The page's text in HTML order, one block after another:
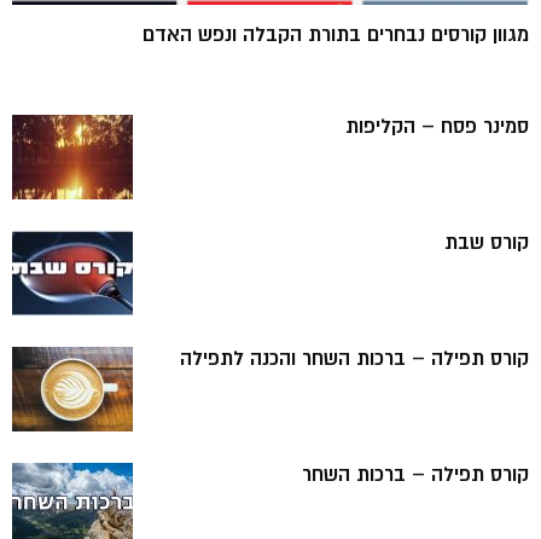
מגוון קורסים נבחרים בתורת הקבלה ונפש האדם
סמינר פסח – הקליפות
קורס שבת
קורס תפילה – ברכות השחר והכנה לתפילה
קורס תפילה – ברכות השחר